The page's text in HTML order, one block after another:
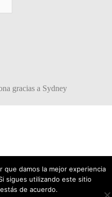
gracias a Sydney
que damos la mejor experiencia
sigues utilizando este sitio
de acuerdo.